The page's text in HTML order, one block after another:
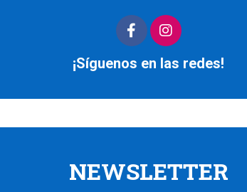
¡Síguenos en las redes!
NEWSLETTER